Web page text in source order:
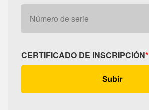
CERTIFICADO DE INSCRIPCIÓN*
Subir